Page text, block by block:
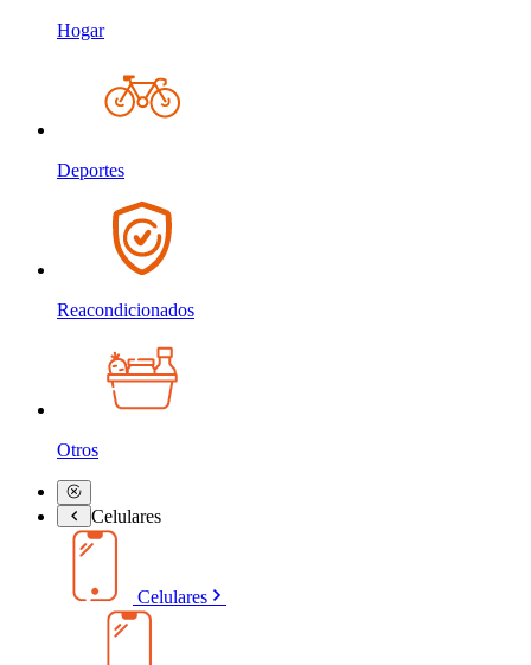
Hogar
Deportes
Reacondicionados
Otros
Celulares
Celulares